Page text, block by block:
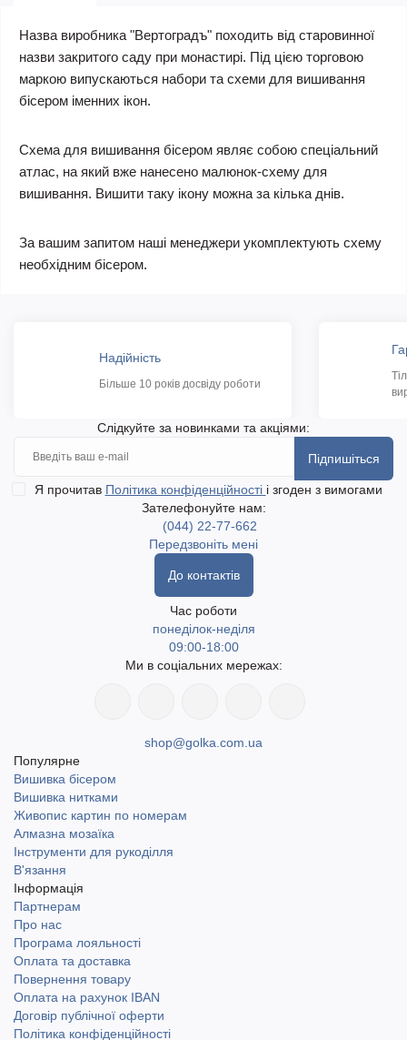
Назва виробника "Вертоградъ" походить від старовинної
назви закритого саду при монастирі. Під цією торговою
маркою випускаються набори та схеми для вишивання
бісером іменних ікон.
Схема для вишивання бісером являє собою спеціальний
атлас, на який вже нанесено малюнок-схему для
вишивання. Вишити таку ікону можна за кілька днів.
За вашим запитом наші менеджери укомплектують схему
необхідним бісером.
Надійність
Більше 10 років досвіду роботи
Слідкуйте за новинками та акціями:
Підпишіться
Я прочитав Політика конфіденційності і згоден з вимогами
Зателефонуйте нам:
(044) 22-77-662
Передзвоніть мені
До контактів
Час роботи
понеділок-неділя
09:00-18:00
Ми в соціальних мережах:
shop@golka.com.ua
Популярне
Вишивка бісером
Вишивка нитками
Живопис картин по номерам
Алмазна мозаїка
Інструменти для рукоділля
В'язання
Інформація
Партнерам
Про нас
Програма лояльності
Оплата та доставка
Повернення товару
Оплата на рахунок IBAN
Договір публічної оферти
Політика конфіденційності